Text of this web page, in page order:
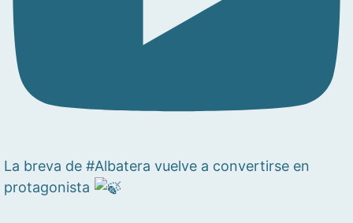
La breva de #Albatera vuelve a convertirse en
protagonista